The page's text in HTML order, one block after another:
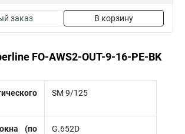
заказ В корзину
FO-AWS2-OUT-9-16-PE-BK
SM 9/125
(по
G.652D